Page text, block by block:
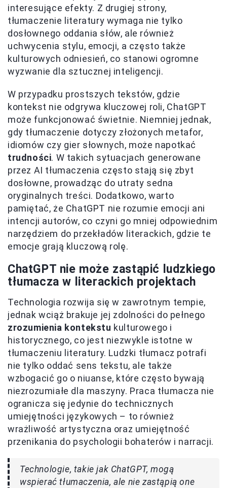
interesujące efekty. Z drugiej strony,
tłumaczenie literatury wymaga nie tylko
dosłownego oddania słów, ale również
uchwycenia stylu, emocji, a często także
kulturowych odniesień, co stanowi ogromne
wyzwanie dla sztucznej inteligencji.
W przypadku prostszych tekstów, gdzie
kontekst nie odgrywa kluczowej roli, ChatGPT
może funkcjonować świetnie. Niemniej jednak,
gdy tłumaczenie dotyczy złożonych metafor,
idiomów czy gier słownych, może napotkać
trudności. W takich sytuacjach generowane
przez AI tłumaczenia często stają się zbyt
dosłowne, prowadząc do utraty sedna
oryginalnych treści. Dodatkowo, warto
pamiętać, że ChatGPT nie rozumie emocji ani
intencji autorów, co czyni go mniej odpowiednim
narzędziem do przekładów literackich, gdzie te
emocje grają kluczową rolę.
ChatGPT nie może zastąpić ludzkiego
tłumacza w literackich projektach
Technologia rozwija się w zawrotnym tempie,
jednak wciąż brakuje jej zdolności do pełnego
zrozumienia kontekstu kulturowego i
historycznego, co jest niezwykle istotne w
tłumaczeniu literatury. Ludzki tłumacz potrafi
nie tylko oddać sens tekstu, ale także
wzbogacić go o niuanse, które często bywają
niezrozumiałe dla maszyny. Praca tłumacza nie
ogranicza się jedynie do technicznych
umiejętności językowych – to również
wrażliwość artystyczna oraz umiejętność
przenikania do psychologii bohaterów i narracji.
Technologie, takie jak ChatGPT, mogą
wspierać tłumaczenia, ale nie zastąpią one